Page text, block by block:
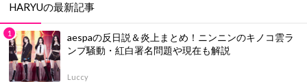
HARYUの最新記事
aespaの反日説＆炎上まとめ！ニンニンのキノコ雲ラ
ンプ騒動・紅白署名問題や現在も解説
Luccy